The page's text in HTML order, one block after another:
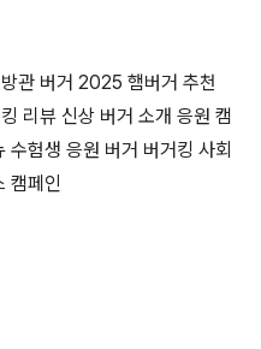
관 버거 2025 햄버거 추천
리뷰 신상 버거 소개 응원 캠
험생 응원 버거 버거킹 사회
캠페인